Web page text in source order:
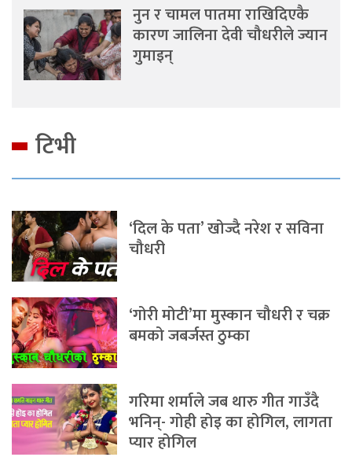
नुन र चामल पातमा राखिदिएकै
कारण जालिना देवी चौधरीले ज्यान
गुमाइन्
टिभी
‘दिल के पता’ खोज्दै नरेश र सविना
चौधरी
‘गोरी मोटी’मा मुस्कान चौधरी र चक्र
बमको जबर्जस्त ठुम्का
गरिमा शर्माले जब थारु गीत गाउँदै
भनिन्- गोही होइ का होगिल, लागता
प्यार होगिल